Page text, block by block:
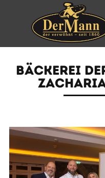
BÄCKEREI